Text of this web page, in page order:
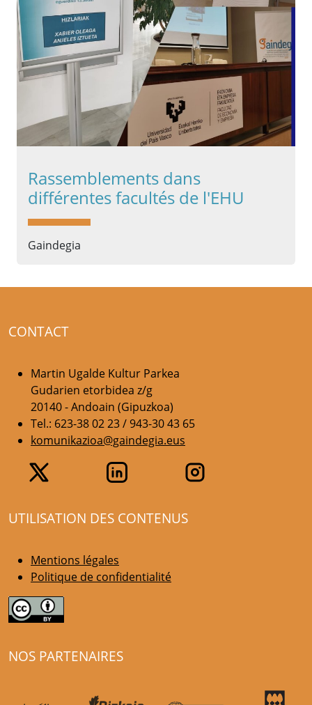
Rassemblements dans
différentes facultés de l'EHU
Gaindegia
CONTACT
Martin Ugalde Kultur Parkea
Gudarien etorbidea z/g
20140 - Andoain (Gipuzkoa)
Tel.: 623-38 02 23 / 943-30 43 65
komunikazioa@gaindegia.eus
UTILISATION DES CONTENUS
Mentions légales
Politique de confidentialité
NOS PARTENAIRES